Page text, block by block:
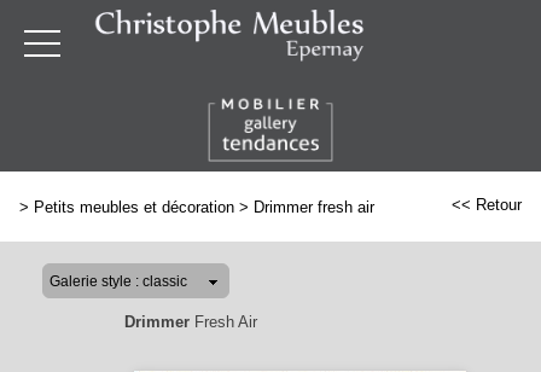
> Petits meubles et décoration > Drimmer fresh air << Retour
DrimmerFresh Air